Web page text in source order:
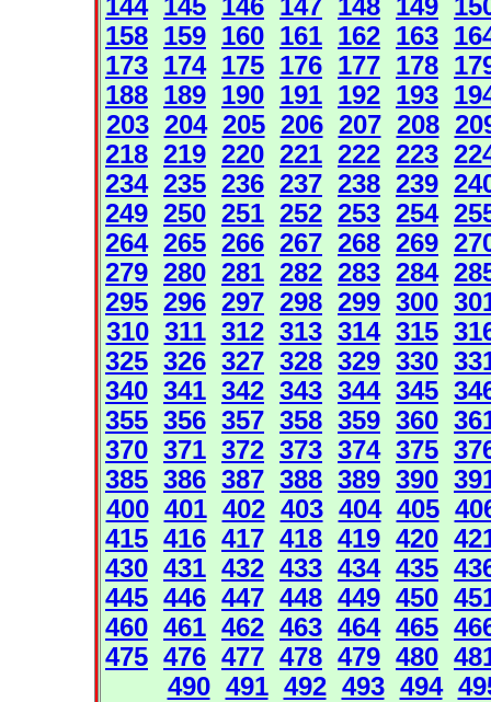
144 145 146 147 148 149
158 159 160 161 162 163
173 174 175 176 177 178
188 189 190 191 192 193
203 204 205 206 207 208
218 219 220 221 222 223
234 235 236 237 238 239
249 250 251 252 253 254
264 265 266 267 268 269
279 280 281 282 283 284
295 296 297 298 299 300
310 311 312 313 314 315
325 326 327 328 329 330
340 341 342 343 344 345
355 356 357 358 359 360
370 371 372 373 374 375
385 386 387 388 389 390
400 401 402 403 404 405
415 416 417 418 419 420
430 431 432 433 434 435
445 446 447 448 449 450
460 461 462 463 464 465
475 476 477 478 479 480
490 491 492 493 494